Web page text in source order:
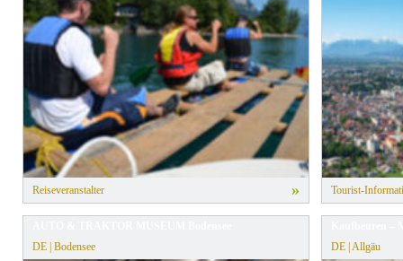
» Alle Filter zurücksetzen
Reiseveranstalter » Tourist-
DE | Bodensee
DE | Allgäu